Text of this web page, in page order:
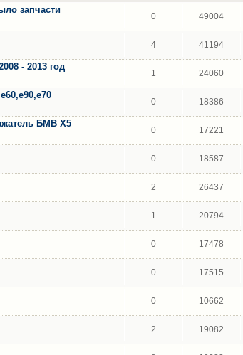
запчасти
0 49004
4 41194
- 2013 год
1 24060
0 18386
БМВ Х5
0 17221
0 18587
2 26437
1 20794
0 17478
0 17515
0 10662
2 19082